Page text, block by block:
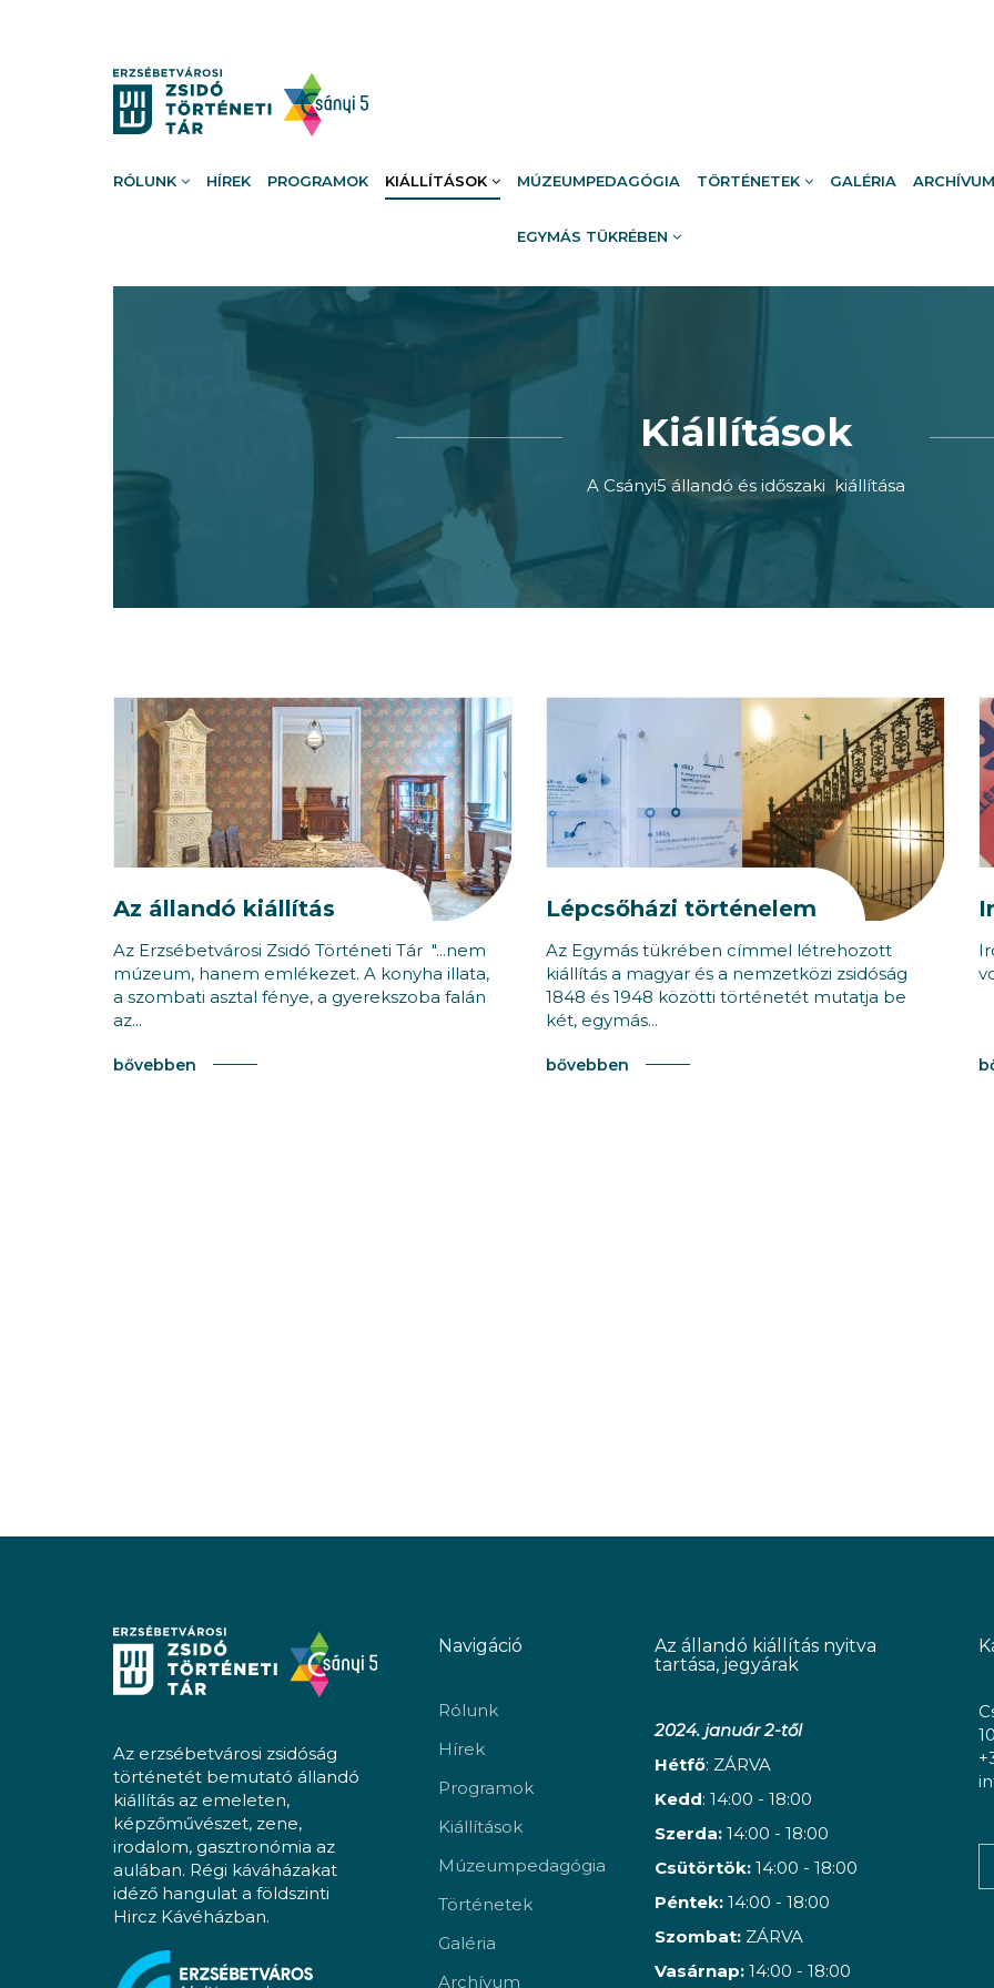
RÓLUNK HÍREK PROGRAMOK KIÁLLÍTÁSOK MÚZEUMPEDAGÓGIA TÖRTÉNETEK GALÉRIA ARCHÍVUM
EGYMÁS TÜKRÉBEN
Kiállítások
A Csányi5 állandó és időszaki kiállítása
Az állandó kiállítás
Az Erzsébetvárosi Zsidó Történeti Tár "...nem
múzeum, hanem emlékezet. A konyha illata,
a szombati asztal fénye, a gyerekszoba falán
az...
bővebben
Lépcsőházi történelem
Az Egymás tükrében címmel létrehozott
kiállítás a magyar és a nemzetközi zsidóság
1848 és 1948 közötti történetét mutatja be
két, egymás...
bővebben
Az erzsébetvárosi zsidóság
történetét bemutató állandó
kiállítás az emeleten,
képzőművészet, zene,
irodalom, gasztronómia az
aulában. Régi káváházakat
idéző hangulat a földszinti
Hircz Kávéházban.
Navigáció
Rólunk
Hírek
Programok
Kiállítások
Múzeumpedagógia
Történetek
Galéria
Archívum
Az állandó kiállítás nyitva
tartása, jegyárak
2024. január 2-től
Hétfő: ZÁRVA
Kedd: 14:00 - 18:00
Szerda:14:00 - 18:00
Csütörtök:14:00 - 18:00
Péntek:14:00 - 18:00
Szombat: ZÁRVA
Vasárnap:14:00 - 18:00